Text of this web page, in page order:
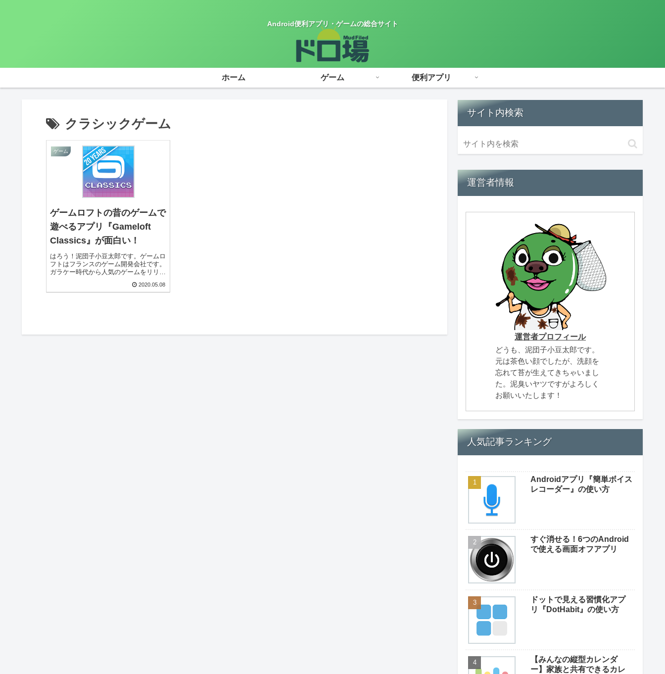
Android便利アプリ・ゲームの総合サイト
ホーム ゲーム 便利アプリ
クラシックゲーム
ゲーム
ゲームロフトの昔のゲームで
遊べるアプリ『Gameloft
Classics』が面白い！
はろう！泥団子小豆太郎です。ゲームロ
フトはフランスのゲーム開発会社です。
ガラケー時代から人気のゲームをリリー
でも人気を獲得しています。『ギャング
2020.05.08
サイト内検索
運営者情報
運営者プロフィール
どうも、泥団子小豆太郎です。
元は茶色い顔でしたが、洗顔を
忘れて苔が生えてきちゃいまし
た。泥臭いヤツですがよろしく
お願いいたします！
人気記事ランキング
Androidアプリ『簡単ボイス
レコーダー』の使い方
すぐ消せる！6つのAndroid
で使える画面オフアプリ
ドットで見える習慣化アプ
リ『DotHabit』の使い方
【みんなの縦型カレンダ
ー】家族と共有できるカレ